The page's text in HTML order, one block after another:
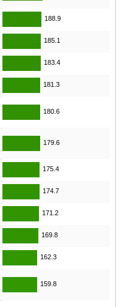
188.9
185.1
183.4
181.3
180.6
179.6
175.4
174.7
171.2
169.8
162.3
159.8